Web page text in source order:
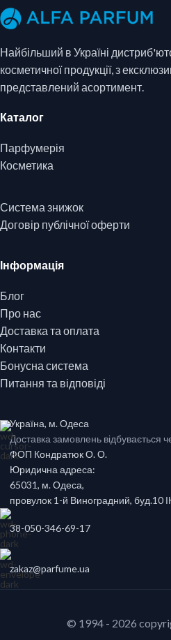
Найбільший в Україні
косметичної продукції, з
представлений асортимент.
Каталог
Парфумерія
Косметика
Система знижок
Договір публічної оферти
Інформація
Блог
Про нас
Доставка та оплата
Контакти
Бонусна система
Питання та відповіді
Україна, м. Одеса
Доставка замовлень відбувається
ФОП Кондратюк О. О.
Юридична адреса:
65031, м. Одеса,
провулок 1-й Виноградний, буд.10
38-050-346-69-17
zakaz@parfume.ua
© 1994 - 2026